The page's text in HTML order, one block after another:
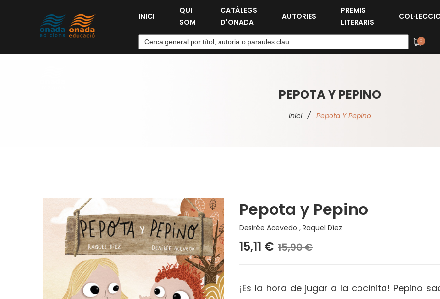
INICI
QUI
SOM
CATÀLEGS
D'ONADA
AUTORIES
PREMIS
LITERARIS
0
PEPOTA Y PEPINO
Inici / Pepota Y Pepino
Pepota y Pepino
Desirée Acevedo , Raquel Díez
15,11 € 15,90 €
¡Es la hora de jugar a la cocinita! Pepino